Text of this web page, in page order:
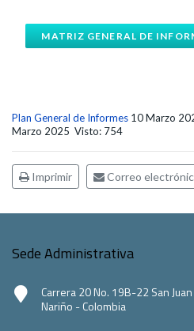
MATRIZ GENERAL DE
Plan General de Informes 10 Marzo
Marzo 2025 Visto: 754
Imprimir Correo
Sede Administrativa
Carrera 20 No. 19B-22 San
Nariño - Colombia